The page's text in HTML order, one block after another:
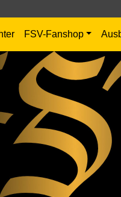
FSV-Fanshop